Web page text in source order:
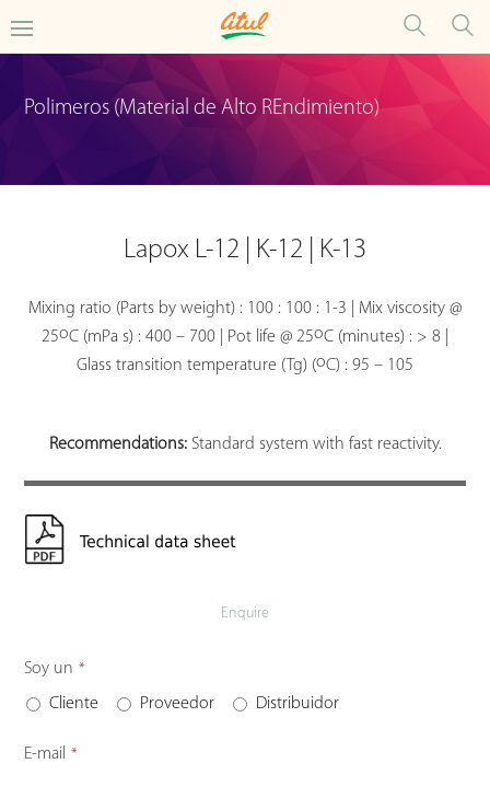
Polimeros (Material de Alto REndimiento)
Lapox L-12 | K-12 | K-13
Mixing ratio (Parts by weight) : 100 : 100 : 1-3 | Mix viscosity @
25oC (mPa s) : 400 – 700 | Pot life @ 25oC (minutes) : > 8 |
Glass transition temperature (Tg) (oC) : 95 – 105
Recommendations:Standard system with fast reactivity.
Enquire
Soy un *
Cliente Proveedor Distribuidor
E-mail *